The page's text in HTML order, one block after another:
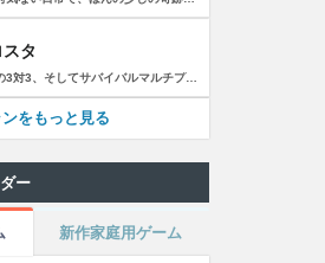
タ
白熱の3対3、そしてサバイバルマルチプレイを楽しめるモバイルゲーム！3分間で展開する様々なゲームモード… 友達と共闘するもよし、一人で戦うもよし。 強力な必殺技や特殊能力を持ったキャラクターを入手して、アップグレードしましょう。ユニークなスキンを集めれば、戦場でひときわ目立つこと間違いなし！ブロスタワールドの不思議なステージで、バトルを繰り広げましょう！ ブロスタは無料でダウンロードおよびプレイが可能ですが、一部のゲーム内アイテムを有料で購入いただくことも可能です（ランダムなアイテムを含む）。ゲーム内アイテムの有料購入を希望しない場合は、デバイスの設定からアプリ内課金を無効にしてください。 様々なゲームモードで戦おう エメラルドハント（3対3）：チームの仲間と共に敵チームに勝利！エメラルドを10個集めたら最後まで守り抜きましょう。倒されるとエメラルドも失います。 バトルロイヤル（ソロ/デュオ）：生き残りをかけたサバイバルモード。キャラクターのパワーアップを集めましょう。デュオまたはソロモードを選んだら、大混乱の戦場で最後まで生き延びた者が勝者となります。そして勝者がすべてを独り占めします！ ブロストライカー（3対3）：ひと味違うゲームモードです！サッカーの腕試しといきましょう。先に2ゴールを決めたチームが勝利します。なおレッドカードはありませんので、激しいバトルにご注意ください。 賞金稼ぎ（3対3）：敵を倒して星を獲得！自分の星も守り抜きましょう。より多くの星を集めたチームの勝利です。 強奪（3対3）：チームの金庫を守りながら、敵チームの金庫の破壊を目指します。ひっそりと前進したら、豪快にお宝までの道を切り拓きましょう！ 特別イベント：期間限定の特別な対人および対CPUゲームモードです。 チャンピオンシップチャレンジ：ブロスタのゲーム内予選に参加して、eスポーツの世界に飛び込みましょう！ キャラクターのアンロックとアップグレード 強力な必殺技や特殊能力を持ったキャラクターを集めて、アップグレードしましょう。キャラクターを強化して、ユニークなスキンを集めましょう。 ブロスタパス クエストやブロスタボックス、エメラルド、ピンズ、そしてブロスタパス限定スキンなど、特典が盛りだくさん！シーズンごとに特典は変わります。 MVPプレイヤーになろう ローカルのランキングを駆け上がり、あなたの強さを証明しましょう！ どんな時も進化しよう 新たなキャラクターやスキン、マップ、特別イベント、ゲームモードを探し求めましょう。 特徴： 3対3のリアルタイム対戦で世界中のプレイヤーとバトル 白熱のモバイル向けサバイバルマルチプレイ 独自の攻撃や必殺技を持った、強力な新キャラクターをアンロック 日々入れ替わるイベントとゲームモード バトルは一人でも、フレンドと一緒でもプレイ可能 グローバルまたはローカルのランキングを駆け上がろう 仲間とクラブを結成したり参加したりして、情報交換しながら共に戦おう スキンをアンロックしてキャラクターをカスタマイズ プレイヤーが作った攻略の難しい新マップ クラッシュ・オブ・クラン、クラッシュ・ロワイヤル、ブーム・ビーチの制作会社がお届けするバトルゲーム！ サポート： サポートが必要な際は、ゲーム内の設定の「ヘルプとサポート」からご連絡いただくか、http://supercell.helpshift.com/a/brawl-stars/をご覧ください。 プライバシーポリシー： http://supercell.com/en/privacy-policy/jp/ サービス利用規約： http://supercell.com/en/terms-of-service/jp/ 保護者の皆さまへ： http://supercell.com/en/parents/jp/
をもっと見る
ー
新作家庭用ゲーム